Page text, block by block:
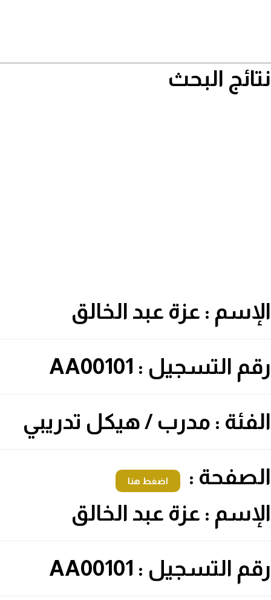
نتائج البحث
الإسم : عزة عبد الخالق
رقم التسجيل : AA00101
الفئة : مدرب / هيكل تدريبي
الصفحة : اضغط هنا
الإسم : عزة عبد الخالق
رقم التسجيل : AA00101